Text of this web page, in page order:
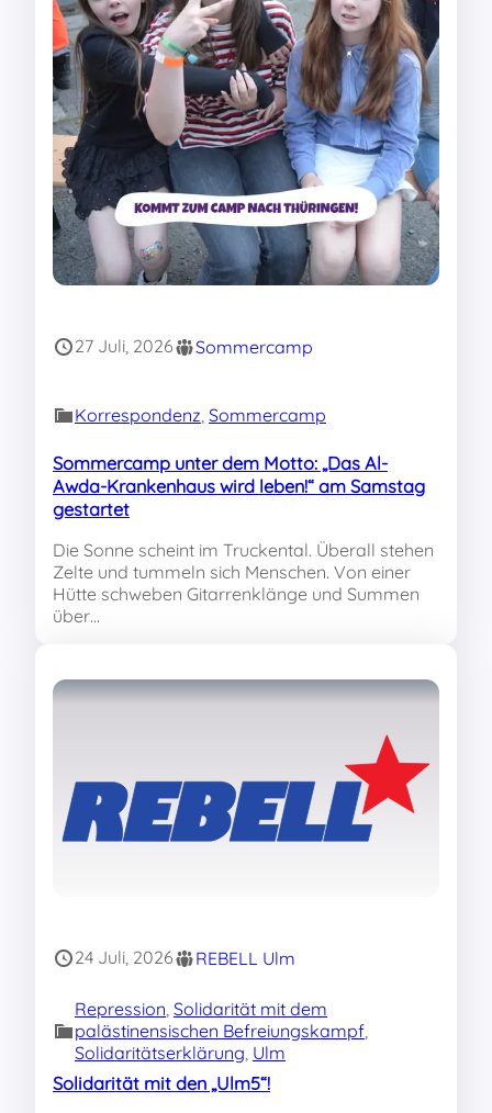
27 Juli, 2026 Sommercamp
Korrespondenz Sommercamp
Sommercamp unter dem Motto: „Das Al-
Awda-Krankenhaus wird leben!“ am Samstag
gestartet
Die Sonne scheint im Truckental. Überall stehen
Zelte und tummeln sich Menschen. Von einer
Hütte schweben Gitarrenklänge und Summen
über…
24 Juli, 2026 REBELL Ulm
Repression Solidarität mit dem
palästinensischen Befreiungskampf
Solidaritätserklärung Ulm
Solidarität mit den „Ulm5“!